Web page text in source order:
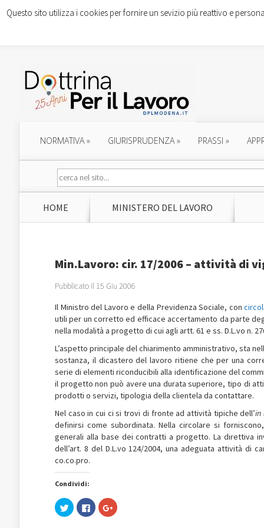
NORMATIVA» GIURISPRUDENZA» PRASSI »
HOME MINISTERO DEL LAVORO
Min.Lavoro: cir. 17/2006 – attività di
Pubblicato il 15 Giu 2006
Il Ministro del Lavoro e della Previdenza Sociale, con
utili per un corretto ed efficace accertamento da parte
nella modalità a progetto di cui agli artt. 61 e ss. D.L.vo n.
L’aspetto principale del chiarimento amministrativo, sta
sostanza, il dicastero del lavoro ritiene che per una
serie di elementi riconducibili alla identificazione del
il progetto non può avere una durata superiore, tipo di
prodotti o servizi, tipologia della clientela da contattare.
Nel caso in cui ci si trovi di fronte ad attività tipiche dell’in
definirsi come subordinata. Nella circolare si
generali alla base dei contratti a progetto. La direttiva
dell’art. 8 del D.L.vo 124/2004, una adeguata attività
co.co.pro.
Condividi:
Fai
clic
Fai
clic
Fai
clic
Questo sito utilizza i cookies per fornire un sevizio più reattivo e